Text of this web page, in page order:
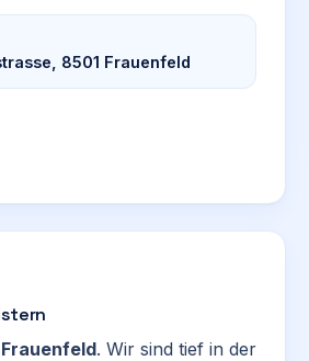
8501 Frauenfeld
Frauenfeld. Wir sind tief in der